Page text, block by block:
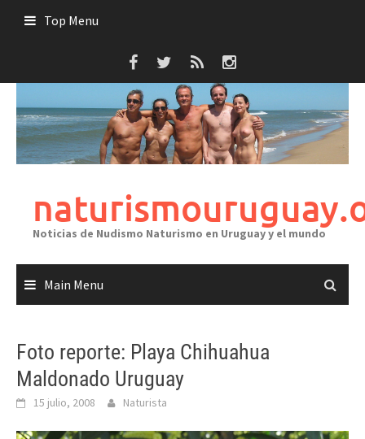
Top Menu
Noticias de Nudismo Naturismo en Uruguay y el mundo
Main Menu
Foto reporte: Playa Chihuahua
Maldonado Uruguay
15 julio, 2008 Naturista